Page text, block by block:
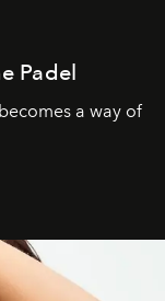
Padel
a way of